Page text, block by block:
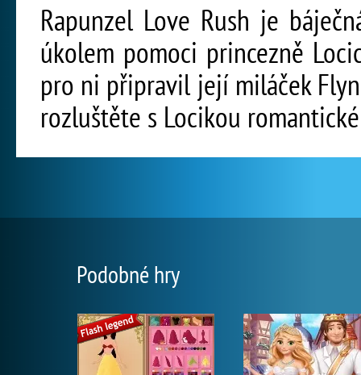
Rapunzel Love Rush je
úkolem pomoci princezně
pro ni připravil její miláček
rozluštěte s Locikou
Podobné hry